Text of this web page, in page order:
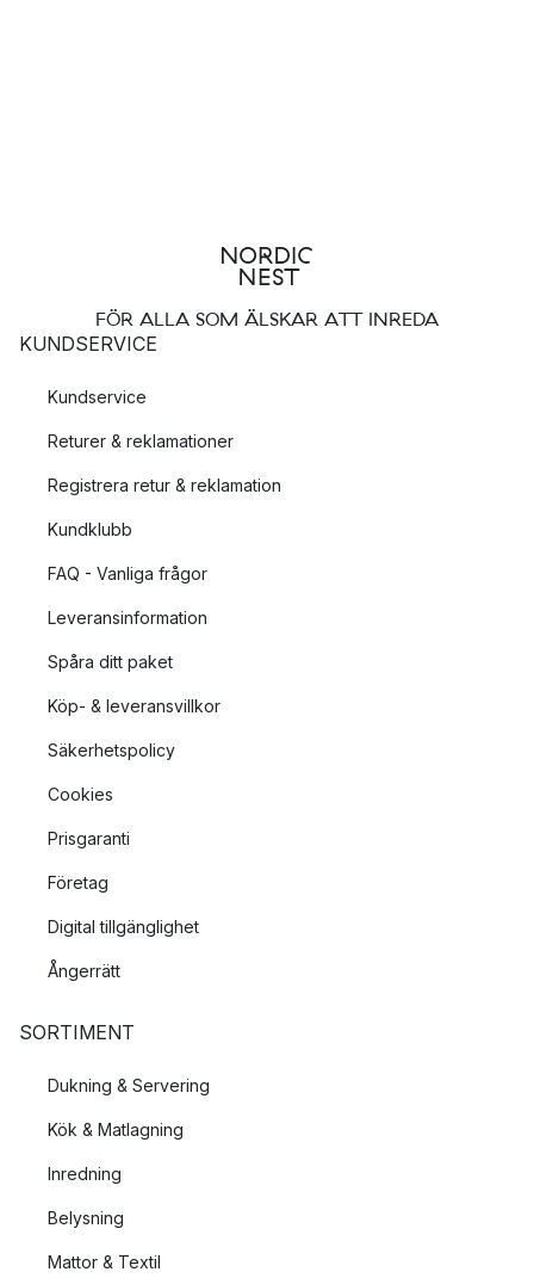
FÖR ALLA SOM ÄLSKAR ATT INREDA
KUNDSERVICE
Kundservice
Returer & reklamationer
Registrera retur & reklamation
Kundklubb
FAQ - Vanliga frågor
Leveransinformation
Spåra ditt paket
Köp- & leveransvillkor
Säkerhetspolicy
Cookies
Prisgaranti
Företag
Digital tillgänglighet
Ångerrätt
SORTIMENT
Dukning & Servering
Kök & Matlagning
Inredning
Belysning
Mattor & Textil